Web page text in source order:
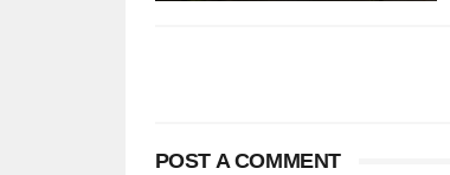
POST A COMMENT